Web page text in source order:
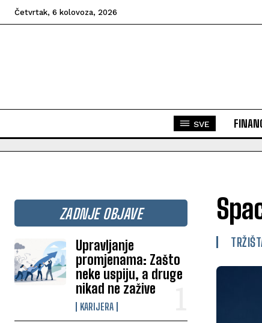
Četvrtak, 6 kolovoza, 2026
SVE
ZADNJE OBJAVE
Upravljanje
promjenama: Zašto
neke uspiju, a druge
nikad ne zažive
KARIJERA